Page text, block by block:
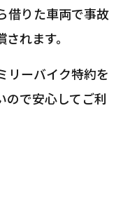
借りた車両で事故
れます。
リーバイク特約を
ので安心してご利